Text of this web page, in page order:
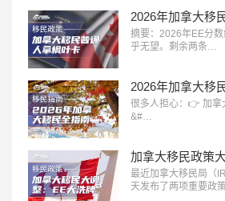
摘要：2026年EE分
乎无望。剩余两条…
很多人担心：👉 加拿
&#…
最近加拿大移民局（
天发布了两项重要政